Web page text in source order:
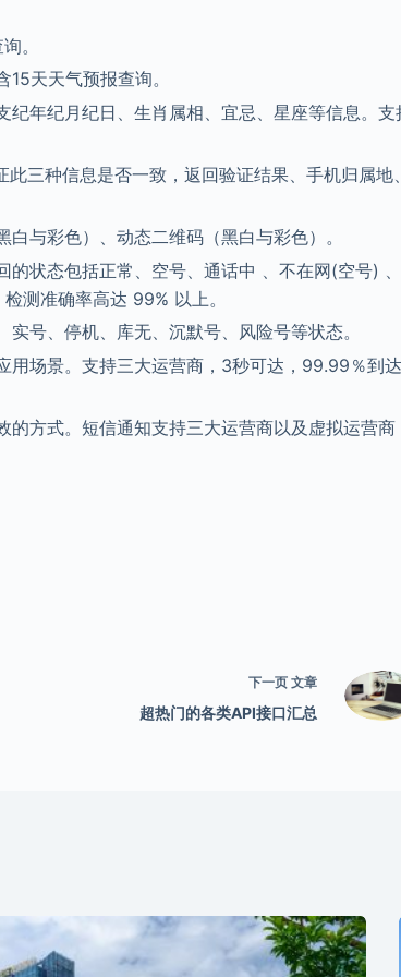
。
天天气预报查询。
纪年纪月纪日、生肖属相、宜忌、星座等信息。支
三种信息是否一致，返回验证结果、手机归属地、
与彩色）、动态二维码（黑白与彩色）。
的状态包括正常、空号、通话中 、不在网(空号)
测准确率高达 99% 以上。
号、停机、库无、沉默号、风险号等状态。
用场景。支持三大运营商，3秒可达，99.99％到达
方式。短信通知支持三大运营商以及虚拟运营商
下一页 文章
超热门的各类API接口汇总